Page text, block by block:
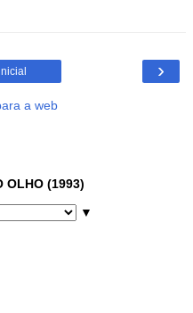
›
a web
OLHO (1993)
▼